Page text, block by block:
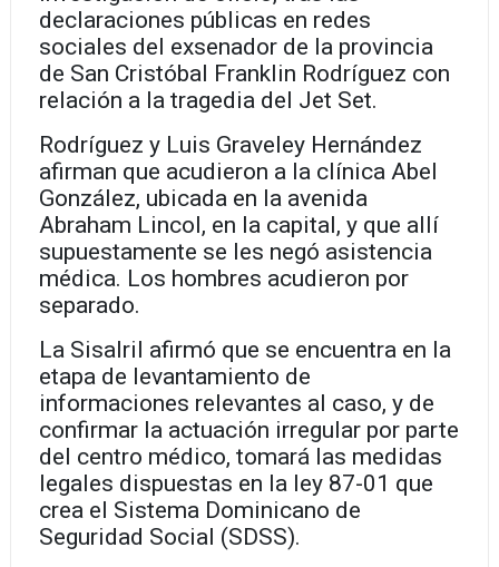
declaraciones públicas en redes
sociales del exsenador de la provincia
de San Cristóbal Franklin Rodríguez con
relación a la tragedia del Jet Set.
Rodríguez y Luis Graveley Hernández
afirman que acudieron a la clínica Abel
González, ubicada en la avenida
Abraham Lincol, en la capital, y que allí
supuestamente se les negó asistencia
médica. Los hombres acudieron por
separado.
La Sisalril afirmó que se encuentra en la
etapa de levantamiento de
informaciones relevantes al caso, y de
confirmar la actuación irregular por parte
del centro médico, tomará las medidas
legales dispuestas en la ley 87-01 que
crea el Sistema Dominicano de
Seguridad Social (SDSS).